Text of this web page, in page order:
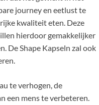
journey en eetlust te
kwaliteit eten. Deze
hierdoor gemakkelijker
De Shape Kapseln zal ook
te verhogen, de
een mens te verbeteren.